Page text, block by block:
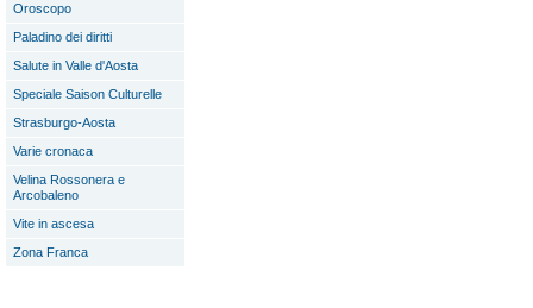
Oroscopo
Paladino dei diritti
Salute in Valle d'Aosta
Speciale Saison Culturelle
Strasburgo-Aosta
Varie cronaca
Velina Rossonera e
Arcobaleno
Vite in ascesa
Zona Franca